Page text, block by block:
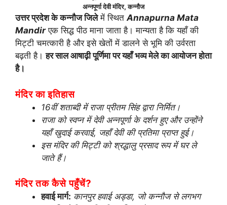
अन्नपूर्णा देवी मंदिर, कन्नौज
उत्तर प्रदेश के कन्नौज जिलेमें स्थितAnnapurna Mata
Mandirएक सिद्ध पीठ माना जाता है। मान्यता है कि यहाँ की
मिट्टी चमत्कारी है और इसे खेतों में डालने से भूमि की उर्वरता
बढ़ती है।हर साल आषाढ़ी पूर्णिमा पर यहाँ भव्य मेले का आयोजन होता
है।
मंदिर का इतिहास
16वीं शताब्दी में राजा प्रीतम सिंह द्वारा निर्मित।
राजा को स्वप्न में देवी अन्नपूर्णा के दर्शन हुए और उन्होंने
यहाँ खुदाई करवाई, जहाँ देवी की प्रतिमा प्राप्त हुई।
इस मंदिर की मिट्टी को श्रद्धालु प्रसाद रूप में घर ले
जाते हैं।
मंदिर तक कैसे पहुँचें?
हवाई मार्ग: कानपुर हवाई अड्डा, जो कन्नौज से लगभग